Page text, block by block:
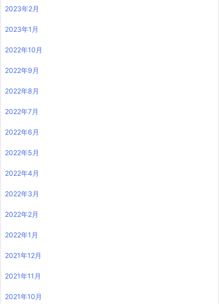
2023年2月
2023年1月
2022年10月
2022年9月
2022年8月
2022年7月
2022年6月
2022年5月
2022年4月
2022年3月
2022年2月
2022年1月
2021年12月
2021年11月
2021年10月